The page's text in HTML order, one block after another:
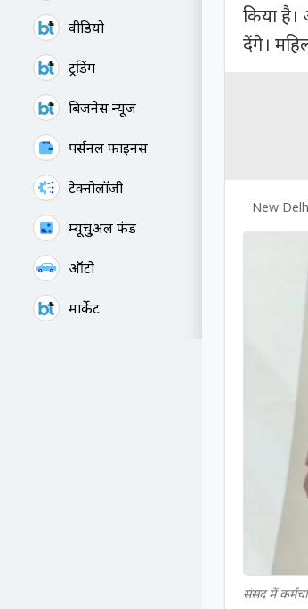
वीडियो
ट्रेंडिंग
बिजनेस न्यूज
पर्सनल फाइनेंस
टेक्नोलॉजी
म्यूचु्अल फंड
ऑटो
मार्केट
किया है।
देंगे।
New
संसद में